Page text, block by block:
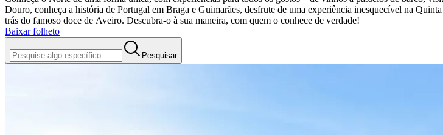
Douro, conheça a história de Portugal em Braga e Guimarães, desfrute de uma experiência inesquecível na
trás do famoso doce de Aveiro. Descubra-o à sua maneira, com quem o conhece de verdade!
Baixar folheto
Pesquisar